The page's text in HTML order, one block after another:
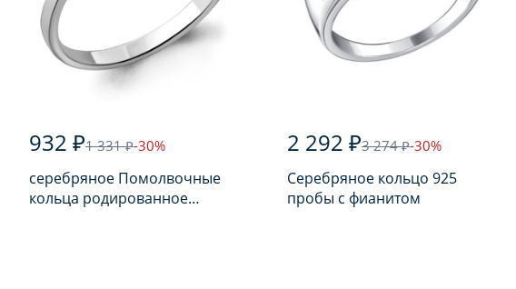
932 ₽1 331 ₽-30%
серебряное Помолвочные
кольца родированное
2 292 ₽3 274 ₽-30%
Серебряное кольцо 925
пробы с фианитом